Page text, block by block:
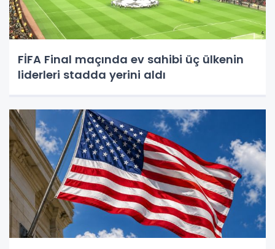
FİFA Final maçında ev sahibi üç ülkenin
liderleri stadda yerini aldı